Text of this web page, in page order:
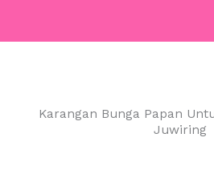
Karangan Bunga Papan
Juwiring